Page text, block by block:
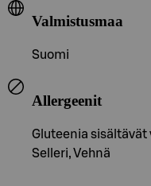
Valmistusmaa
Suomi
Allergeenit
Gluteenia
Selleri, Vehnä